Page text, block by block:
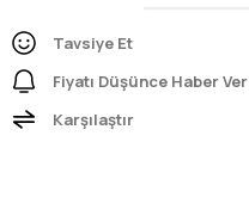
Tavsiye Et
Fiyatı Düşünce Haber Ver
Karşılaştır